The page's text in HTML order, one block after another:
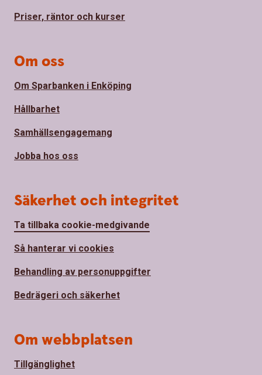
Priser, räntor och kurser
Om oss
Om Sparbanken i Enköping
Hållbarhet
Samhällsengagemang
Jobba hos oss
Säkerhet och integritet
Ta tillbaka cookie-medgivande
Så hanterar vi cookies
Behandling av personuppgifter
Bedrägeri och säkerhet
Om webbplatsen
Tillgänglighet